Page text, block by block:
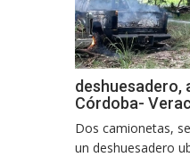
deshuesadero,
Córdoba-
Dos camionetas,
un deshuesadero